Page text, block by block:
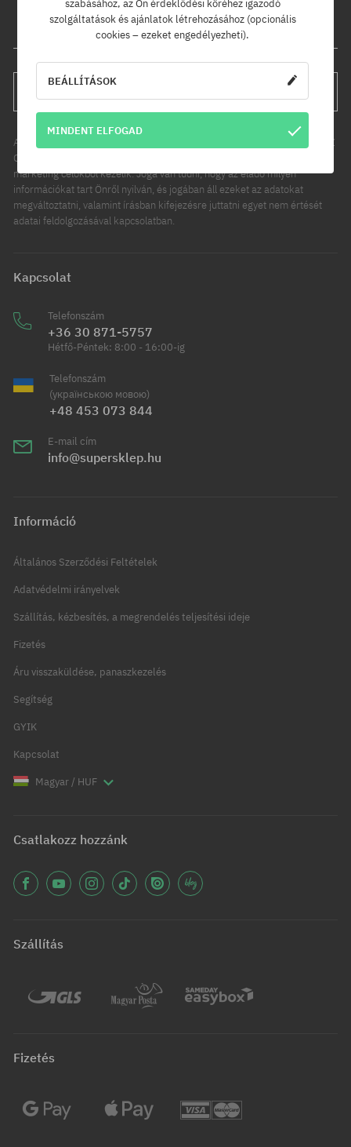
Az Ön személyes adatainak kezelője a COOL SPORT DISTRIBUTION SP Z
O O, székhelye: Modlniczka, ul. Handlowców 2. Személyes adatait
marketing célokból kezelik. Joga van tudni, hogy az eladó milyen
információkat tart Önről nyilván, és jogában áll ezeket az adatokat
megváltoztatni, valamint írásban kifejezésre juttatni egyet nem értését
adatai feldolgozásával kapcsolatban.
Kapcsolat
Telefonszám
+36 30 871-5757
Hétfő-Péntek: 8:00 - 16:00-ig
Telefonszám
(українською мовою)
+48 453 073 844
E-mail cím
info@supersklep.hu
Információ
Általános Szerződési Feltételek
Adatvédelmi irányelvek
Szállítás, kézbesítés, a megrendelés teljesítési ideje
Fizetés
Áru visszaküldése, panaszkezelés
Segítség
GYIK
Kapcsolat
Magyar / HUF
Csatlakozz hozzánk
Szállítás
Fizetés
szabásához, az Ön érdeklődési köréhez igazodó
szolgáltatások és ajánlatok létrehozásához (opcionális
cookies – ezeket engedélyezheti).
BEÁLLÍTÁSOK
MINDENT ELFOGAD